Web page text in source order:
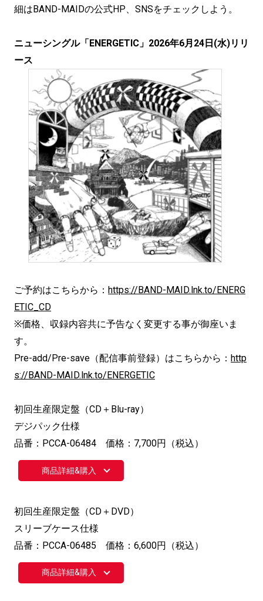
細はBAND-MAIDの公式HP、SNSをチェックしよう。
ニューシングル「ENERGETIC」2026年6月24日(水)リリ
ース
ご予約はこちらから： https://BAND-MAID.lnk.to/ENERG
ETIC_CD
※価格、収録内容共に予告なく変更する事が御座いま
す。
Pre-add/Pre-save（配信事前登録）はこちらから： http
s://BAND-MAID.lnk.to/ENERGETIC
初回生産限定盤（CD＋Blu-ray）
デジパック仕様
品番：PCCA-06484 価格：7,700円（税込）
商品詳細&購入
初回生産限定盤（CD＋DVD）
スリーブケース仕様
品番：PCCA-06485 価格：6,600円（税込）
商品詳細&購入